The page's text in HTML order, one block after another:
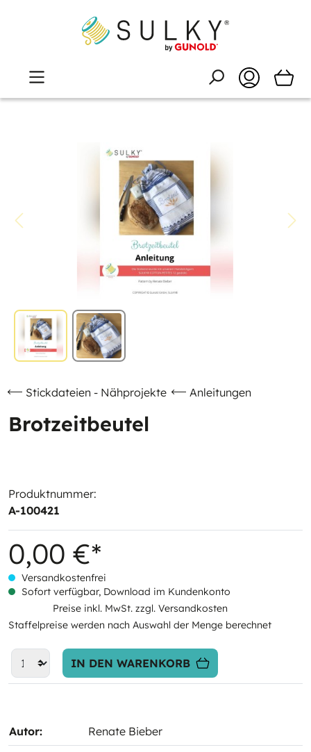
Stickdateien - Nähprojekte Anleitungen
Brotzeitbeutel
Produktnummer:
A-100421
0,00 €*
Versandkostenfrei
Sofort verfügbar, Download im Kundenkonto
Preise inkl. MwSt. zzgl. Versandkosten
Staffelpreise werden nach Auswahl der Menge berechnet
IN DEN WARENKORB
Autor: Renate Bieber